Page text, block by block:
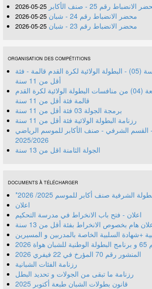
الانضباط رقم 25 - صنف الأكابر 25-05-2026
محضر الانضباط رقم 24 - شبان 25-05-2026
محضر الانضباط رقم 23 - شبان 25-05-2026
ORGANISATION DES COMPÉTITIONS
مباريات الجولة الخامسة (05) - البطولة الولائية لكرة القدم قالمة - فئة
أقل من 11 سنة
مباريات الجولة الرابعة (04) من منافسات البطولة الولائية لكرة القدم
قالمة فئة أقل من 11 سنة
برمجة الجولة 03 فئة أقل من 11 سنة
رزنامة البطولة الولائية فئة أقل من 11 سنة
برمجة الجولة 15 - القسم الشرفي - صنف الأكابر للموسم الرياضي
2025/2026
الجولة الثامنة اقل من 13 سنة
DOCUMENTS À TÉLÉCHARGER
الشرفية صنف أكابر للموسم 2025/ 2026
اعلان
اعلان - فتح باب الانخراط في مدرسة التحكيم
هام بخصوص الانخراط بفئة أقل من 13 سنة
+شهادة السلبية الخاصة بالمدربين و المسيرين
المنشور رقم 70 المؤرخ في 22 فيفري 2026
رزنامة الفئات الشبانية
رزنامة ما تبقى من الجولات و تحديد البطل
قانون بطولات الشبان طبعة أكتوبر 2025